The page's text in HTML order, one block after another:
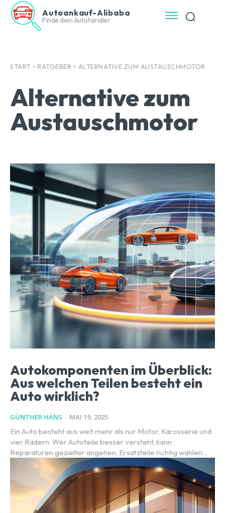
Autoankauf-Alibaba
Finde dein Autohändler
START RATGEBER ALTERNATIVE ZUM AUSTAUSCHMOTOR
Alternative zum
Austauschmotor
Autokomponenten im Überblick:
Aus welchen Teilen besteht ein
Auto wirklich?
GÜNTHER HANS - MAI 19, 2025
Ein Auto besteht aus weit mehr als nur Motor, Karosserie und
vier Rädern. Wer Autoteile besser versteht, kann
Reparaturen gezielter angehen, Ersatzteile richtig wählen...